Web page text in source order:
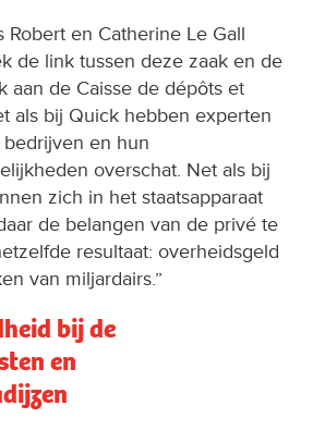
Robert en Catherine Le Gall
de link tussen deze zaak en de
aan de Caisse de dépôts et
als bij Quick hebben experten
en hun
overschat. Net als bij
zich in het staatsapparaat
de belangen van de privé te
resultaat: overheidsgeld
van miljardairs.”
bij de
en